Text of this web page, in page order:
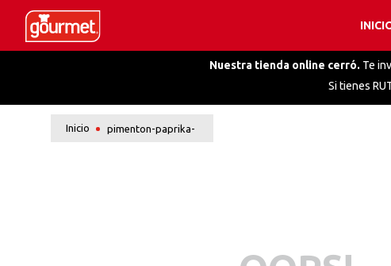
Nuestra tienda online cerró. Te
Si tienes
pimenton-paprika-